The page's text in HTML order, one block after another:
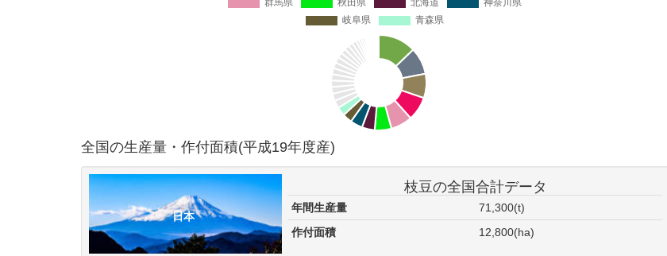
全国の生産量・作付面積(平成19年度産)
日本
枝豆の全国合計データ
年間生産量
71,300(t)
作付面積
12,800(ha)